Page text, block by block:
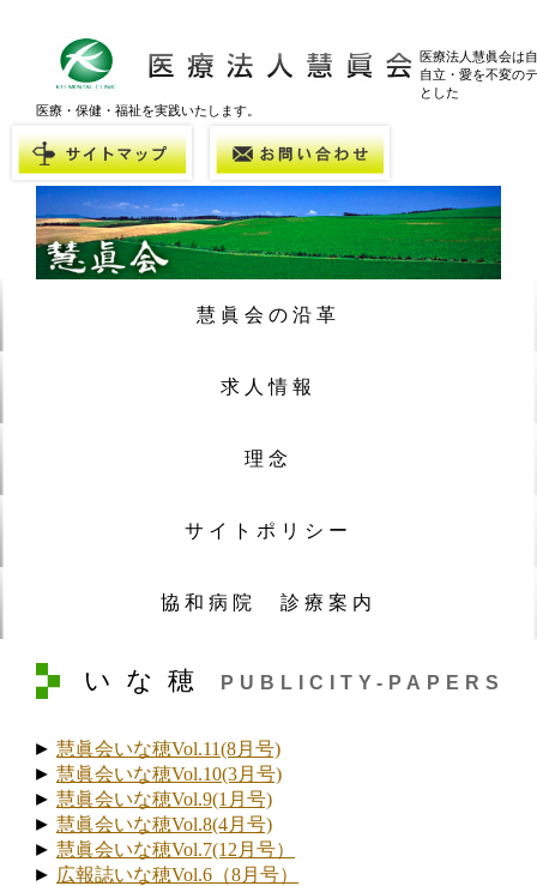
医療法人慧眞会は
自立・愛を不変の
とした
医療・保健・福祉を実践いたします。
慧眞会の沿革
求人情報
理念
サイトポリシー
協和病院 診療案内
いな穂 PUBLICITY-PAPERS
慧眞会いな穂Vol.11(8月号)
慧眞会いな穂Vol.10(3月号)
慧眞会いな穂Vol.9(1月号)
慧眞会いな穂Vol.8(4月号)
慧眞会いな穂Vol.7(12月号）
広報誌いな穂Vol.6（8月号）